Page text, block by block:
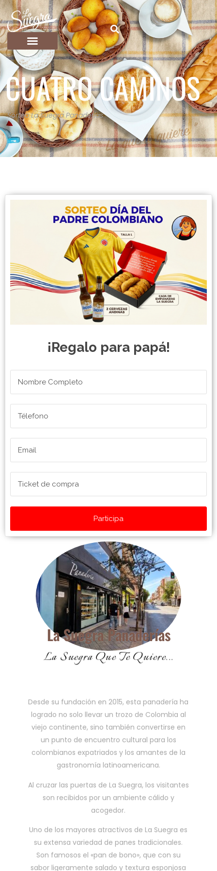
CUATRO CAMINOS
Sorteo La Suegra Panaderías
¡Regalo para papá!
Participa
La Suegra Panaderías
La Suegra Que Te Quiere...
logrado no solo llevar un trozo de Colombia al
viejo continente, sino también convertirse en
un punto de encuentro cultural para los
colombianos expatriados y los amantes de la
gastronomía latinoamericana.
son recibidos por un ambiente cálido y
acogedor.
su extensa variedad de panes tradicionales.
Son famosos el «pan de bono», que con su
sabor ligeramente salado y textura esponjosa